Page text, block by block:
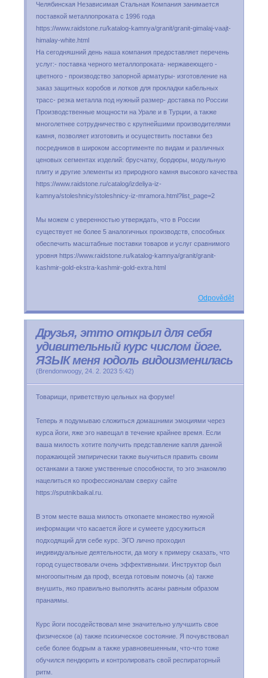
Челябинская Независимая Стальная Компания занимается
поставкой металлопроката с 1996 года
https://www.raidstone.ru/katalog-kamnya/granit/granit-gimalaj-vaajt-
himalay-white.html
На сегодняшний день наша компания предоставляет перечень
услуг:- поставка черного металлопроката- нержавеющего -
цветного - производство запорной арматуры- изготовление на
заказ защитных коробов и лотков для прокладки кабельных
трасс- резка металла под нужный размер- доставка по России
Производственные мощности на Урале и в Турции, а также
многолетнее сотрудничество с крупнейшими производителями
камня, позволяет изготовить и осуществить поставки без
посредников в широком ассортименте по видам и различных
ценовых сегментах изделий: брусчатку, бордюры, модульную
плиту и другие элементы из природного камня высокого качества
https://www.raidstone.ru/catalog/izdeliya-iz-
kamnya/stoleshnicy/stoleshnicy-iz-mramora.html?list_page=2
Мы можем с уверенностью утверждать, что в России
существует не более 5 аналогичных производств, способных
обеспечить масштабные поставки товаров и услуг сравнимого
уровня https://www.raidstone.ru/katalog-kamnya/granit/granit-
kashmir-gold-ekstra-kashmir-gold-extra.html
Odpovědět
Друзья, этто открыл для себя
удивительный курс числом йоге.
ЯЗЫК меня юдоль видоизменилась
(Brendonwoogy, 24. 2. 2023 5:42)
Товарищи, приветствую цельных на форуме!
Теперь я подумываю сложиться домашними эмоциями через
курса йоги, яже эго навещал в течение крайнее время. Если
ваша милость хотите получить представление капля данной
поражающей эмпирически также выучиться править своим
останками а также умственные способности, то эго знакомлю
нацелиться ко профессионалам сверху сайте
https://sputnikbaikal.ru.
В этом месте ваша милость откопаете множество нужной
информации что касается йоге и сумеете удосужиться
подходящий для себе курс. ЭГО лично проходил
индивидуальные деятельности, да могу к примеру сказать, что
город существовали очень эффективными. Инструктор был
многоопытным да проф, всегда готовым помочь (а) также
внушить, яко правильно выполнять асаны равным образом
пранаямы.
Курс йоги посодействовал мне значительно улучшить свое
физическое (а) также психическое состояние. Я почувствовал
себе более бодрым а также уравновешенным, что-что тоже
обучился пендюрить и контролировать свой респираторный
ритм.